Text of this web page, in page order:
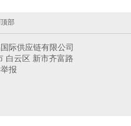
部
际供应链有限公司
白云区 新市齐富路
报